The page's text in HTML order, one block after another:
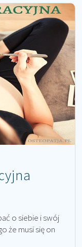
o siebie i swój
że musi się on